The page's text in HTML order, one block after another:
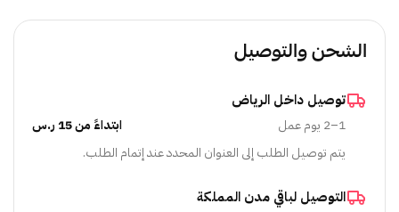
الشحن والتوصيل
توصيل داخل الرياض
1–2 يوم عمل
ابتداءً من 15 ر.س
يتم توصيل الطلب إلى العنوان المحدد عند إتمام الطلب.
التوصيل لباقي مدن المملكة